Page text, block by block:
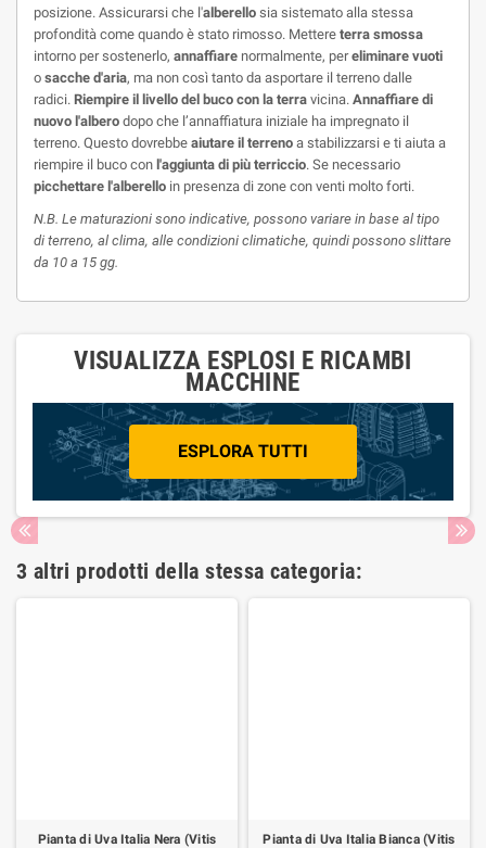
posizione. Assicurarsi che l'alberello sia sistemato alla stessa
profondità come quando è stato rimosso. Mettere terra smossa
intorno per sostenerlo, annaffiare normalmente, pereliminare vuoti
o sacche d'aria, ma non così tanto da asportare il terreno dalle
radici. Riempire il livello del buco con la terra vicina. Annaffiare di
nuovo l'albero dopo che l’annaffiatura iniziale ha impregnato il
terreno. Questo dovrebbe aiutare il terreno a stabilizzarsi e ti aiuta a
riempire il buco con l'aggiunta di più terriccio. Se necessario
picchettare l'alberello in presenza di zone con venti molto forti.
N.B. Le maturazioni sono indicative, possono variare in base al tipo
di terreno, al clima, alle condizioni climatiche, quindi possono slittare
da 10 a 15 gg.
VISUALIZZA ESPLOSI E RICAMBI
MACCHINE
ESPLORA TUTTI
3 altri prodotti della stessa categoria:
Pianta di Uva Italia Nera (Vitis
Pianta di Uva Italia Bianca (Vitis